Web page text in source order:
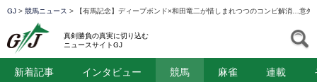
GJ > 競馬ニュース > 【有馬記念】ディープボンド×和田竜二が惜しまれつつのコンビ解消…意
真剣勝負の真実に切り込む
ニュースサイトGJ
新着記事 インタビュー 競馬 麻雀 連載